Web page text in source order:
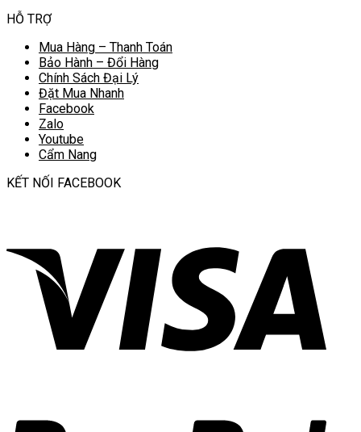
HỖ TRỢ
Mua Hàng – Thanh Toán
Bảo Hành – Đổi Hàng
Chính Sách Đại Lý
Đặt Mua Nhanh
Facebook
Zalo
Youtube
Cẩm Nang
KẾT NỐI FACEBOOK